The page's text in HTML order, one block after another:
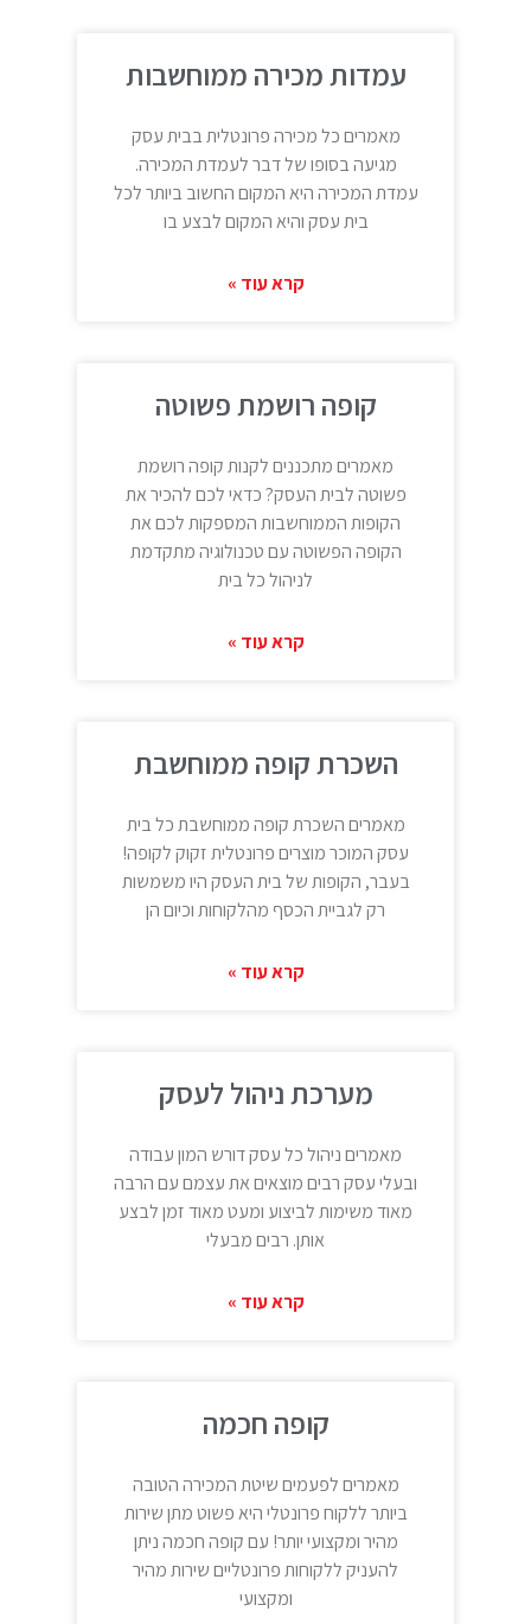
עמדות מכירה ממוחשבות
מאמרים כל מכירה פרונטלית בבית עסק
מגיעה בסופו של דבר לעמדת המכירה.
עמדת המכירה היא המקום החשוב ביותר לכל
בית עסק והיא המקום לבצע בו
קרא עוד »
קופה רושמת פשוטה
מאמרים מתכננים לקנות קופה רושמת
פשוטה לבית העסק? כדאי לכם להכיר את
הקופות הממוחשבות המספקות לכם את
הקופה הפשוטה עם טכנולוגיה מתקדמת
לניהול כל בית
קרא עוד »
השכרת קופה ממוחשבת
מאמרים השכרת קופה ממוחשבת כל בית
עסק המוכר מוצרים פרונטלית זקוק לקופה!
בעבר, הקופות של בית העסק היו משמשות
רק לגביית הכסף מהלקוחות וכיום הן
קרא עוד »
מערכת ניהול לעסק
מאמרים ניהול כל עסק דורש המון עבודה
ובעלי עסק רבים מוצאים את עצמם עם הרבה
מאוד משימות לביצוע ומעט מאוד זמן לבצע
אותן. רבים מבעלי
קרא עוד »
קופה חכמה
מאמרים לפעמים שיטת המכירה הטובה
ביותר ללקוח פרונטלי היא פשוט מתן שירות
מהיר ומקצועי יותר! עם קופה חכמה ניתן
להעניק ללקוחות פרונטליים שירות מהיר
ומקצועי